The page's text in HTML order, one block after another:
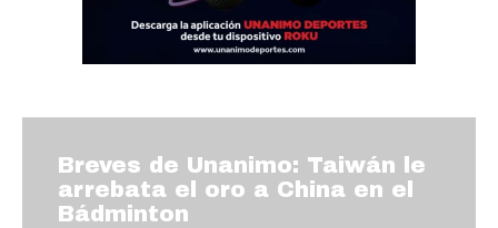
Breves de Unanimo: Taiwán le
arrebata el oro a China en el
Bádminton